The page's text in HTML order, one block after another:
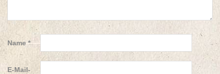
Name*
E-Mail-